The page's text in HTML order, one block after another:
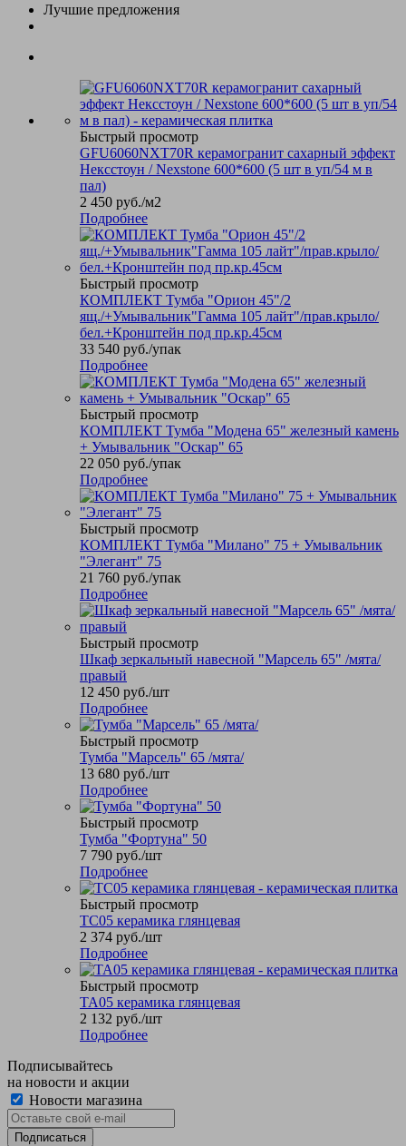
Лучшие предложения
Быстрый просмотр
GFU6060NXT70R керамогранит сахарный эффект
Нексстоун / Nexstone 600*600 (5 шт в уп/54 м в
пал)
2 450 руб./м2
Подробнее
Быстрый просмотр
КОМПЛЕКТ Тумба "Орион 45"/2
ящ./+Умывальник"Гамма 105 лайт"/прав.крыло/
бел.+Кронштейн под пр.кр.45см
33 540 руб./упак
Подробнее
Быстрый просмотр
КОМПЛЕКТ Тумба "Модена 65" железный камень
+ Умывальник "Оскар" 65
22 050 руб./упак
Подробнее
Быстрый просмотр
КОМПЛЕКТ Тумба "Милано" 75 + Умывальник
"Элегант" 75
21 760 руб./упак
Подробнее
Быстрый просмотр
Шкаф зеркальный навесной "Марсель 65" /мята/
правый
12 450 руб./шт
Подробнее
Быстрый просмотр
Тумба "Марсель" 65 /мята/
13 680 руб./шт
Подробнее
Быстрый просмотр
Тумба "Фортуна" 50
7 790 руб./шт
Подробнее
Быстрый просмотр
TC05 керамика глянцевая
2 374 руб./шт
Подробнее
Быстрый просмотр
TA05 керамика глянцевая
2 132 руб./шт
Подробнее
Подписывайтесь
на новости и акции
Новости магазина